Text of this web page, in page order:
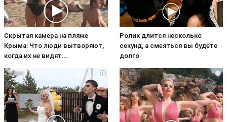
Скрытая камера на пляже
Крыма: Что люди вытворяют,
когда их не видят...
Ролик длится несколько
секунд, а смеяться вы будете
долго
i i